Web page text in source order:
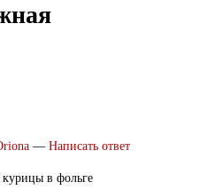
— Написать ответ
курицы в фольге